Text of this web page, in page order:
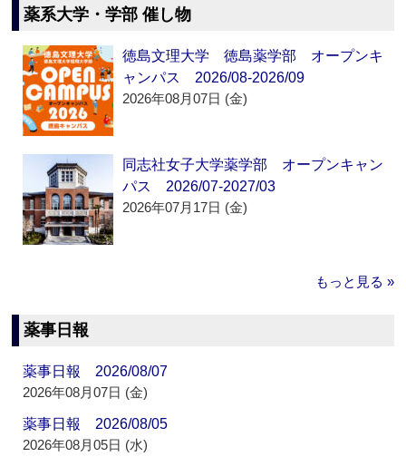
薬系大学・学部 催し物
徳島文理大学 徳島薬学部 オープンキ
ャンパス 2026/08-2026/09
2026年08月07日 (金)
同志社女子大学薬学部 オープンキャン
パス 2026/07-2027/03
2026年07月17日 (金)
もっと見る »
薬事日報
薬事日報 2026/08/07
2026年08月07日 (金)
薬事日報 2026/08/05
2026年08月05日 (水)